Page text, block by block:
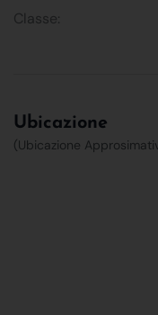
Classe:
Ubicazione
(Ubicazione